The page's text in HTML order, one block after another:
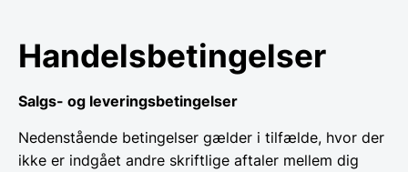
Handelsbetingelser
Salgs- og leveringsbetingelser
Nedenstående betingelser gælder i tilfælde, hvor der
ikke er indgået andre skriftlige aftaler mellem dig